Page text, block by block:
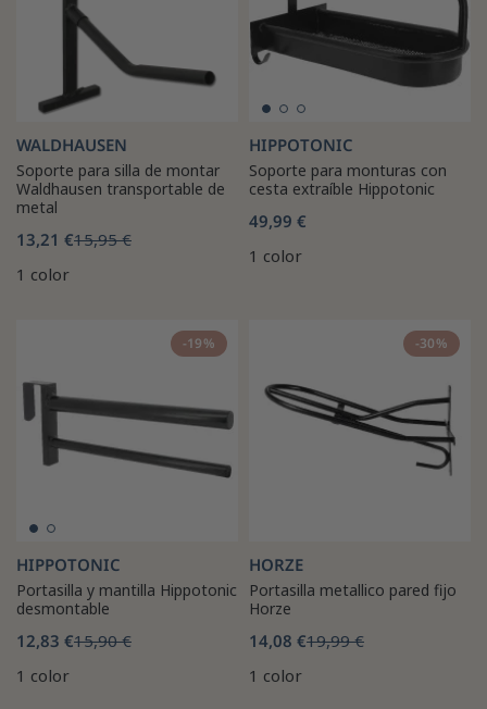
WALDHAUSEN
Soporte para silla de montar
Waldhausen transportable de
metal
13,21 €15,95 €
1 color
HIPPOTONIC
Soporte para monturas con
cesta extraíble Hippotonic
49,99 €
1 color
-19%
HIPPOTONIC
Portasilla y mantilla Hippotonic
desmontable
12,83 €15,90 €
1 color
-30%
HORZE
Portasilla metallico pared fijo
Horze
14,08 €19,99 €
1 color